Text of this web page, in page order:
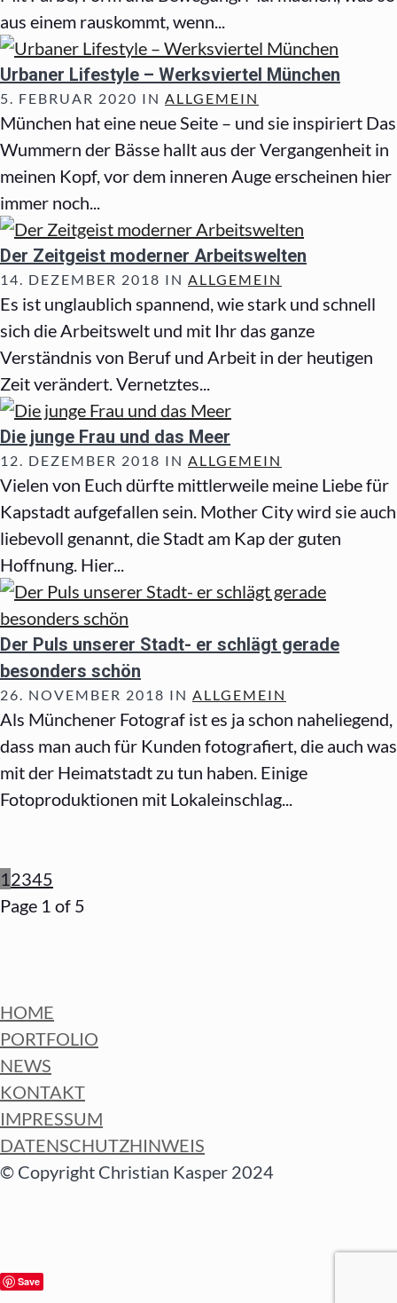
aus einem rauskommt, wenn...
Urbaner Lifestyle – Werksviertel München
5. FEBRUAR 2020 IN ALLGEMEIN
München hat eine neue Seite – und sie inspiriert Das
Wummern der Bässe hallt aus der Vergangenheit in
meinen Kopf, vor dem inneren Auge erscheinen hier
immer noch...
Der Zeitgeist moderner Arbeitswelten
14. DEZEMBER 2018 IN ALLGEMEIN
Es ist unglaublich spannend, wie stark und schnell
sich die Arbeitswelt und mit Ihr das ganze
Verständnis von Beruf und Arbeit in der heutigen
Zeit verändert. Vernetztes...
Die junge Frau und das Meer
12. DEZEMBER 2018 IN ALLGEMEIN
Vielen von Euch dürfte mittlerweile meine Liebe für
Kapstadt aufgefallen sein. Mother City wird sie auch
liebevoll genannt, die Stadt am Kap der guten
Hoffnung. Hier...
Der Puls unserer Stadt- er schlägt gerade
besonders schön
26. NOVEMBER 2018 IN ALLGEMEIN
Als Münchener Fotograf ist es ja schon naheliegend,
dass man auch für Kunden fotografiert, die auch was
mit der Heimatstadt zu tun haben. Einige
Fotoproduktionen mit Lokaleinschlag...
12345
Page 1 of 5
HOME
PORTFOLIO
NEWS
KONTAKT
IMPRESSUM
DATENSCHUTZHINWEIS
© Copyright Christian Kasper 2024
Save